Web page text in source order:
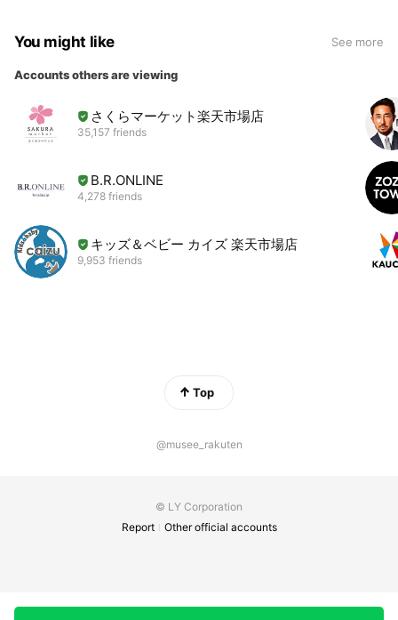
You might like See more
Accounts others are viewing
さくらマーケット楽天市場店
35,157 friends
B.R.ONLINE
4,278 friends
キッズ＆ベビー カイズ 楽天市場店
9,953 friends
Top
@musee_rakuten
© LY Corporation
Report
Other official accounts